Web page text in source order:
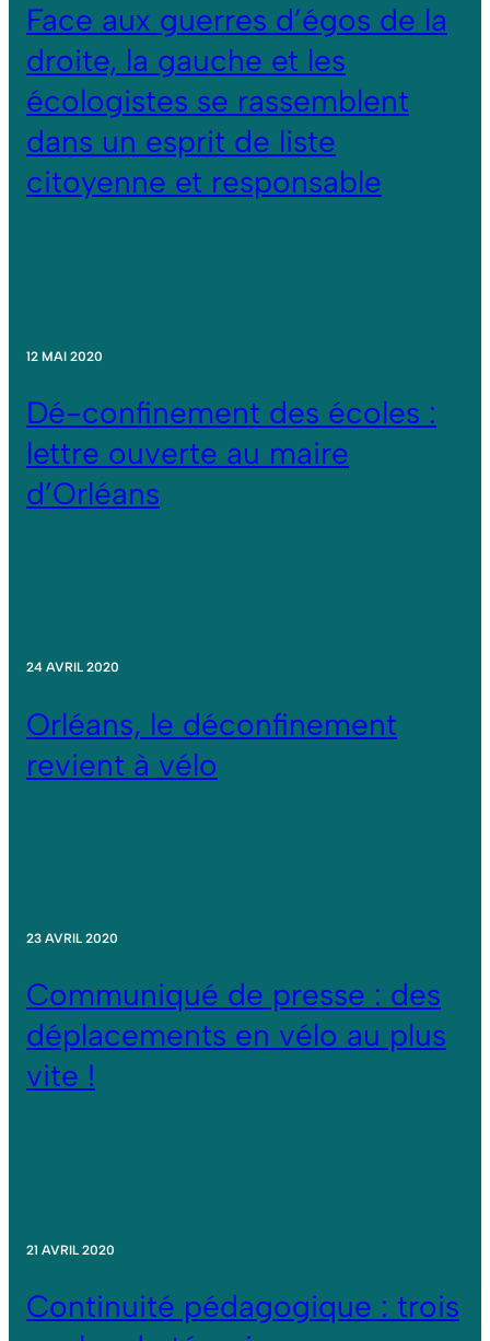
Face aux guerres d’égos de la
droite, la gauche et les
écologistes se rassemblent
dans un esprit de liste
citoyenne et responsable
12 MAI 2020
Dé-confinement des écoles :
lettre ouverte au maire
d’Orléans
24 AVRIL 2020
Orléans, le déconfinement
revient à vélo
23 AVRIL 2020
Communiqué de presse : des
déplacements en vélo au plus
vite !
21 AVRIL 2020
Continuité pédagogique : trois